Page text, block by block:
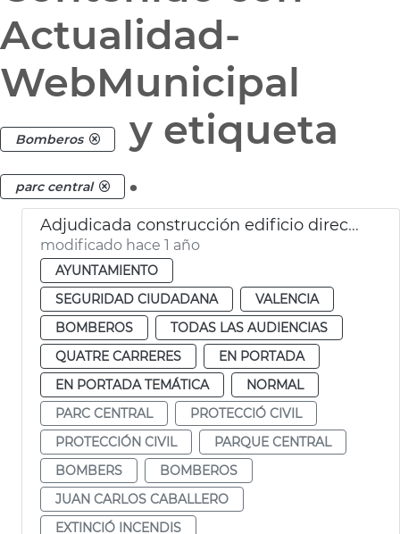
Actualidad-
WebMunicipal
Bomberos y etiqueta
parc central .
Adjudicada construcción edificio dirección bomberos València
modificado hace 1 año
AYUNTAMIENTO
SEGURIDAD CIUDADANA
VALENCIA
BOMBEROS
TODAS LAS AUDIENCIAS
QUATRE CARRERES
EN PORTADA
EN PORTADA TEMÁTICA
NORMAL
PARC CENTRAL
PROTECCIÓ CIVIL
PROTECCIÓN CIVIL
PARQUE CENTRAL
BOMBERS
BOMBEROS
JUAN CARLOS CABALLERO
EXTINCIÓ INCENDIS